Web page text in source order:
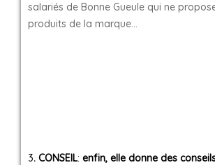
salariés de Bonne Gueule qui ne
produits de la marque…
3. CONSEIL: enfin, elle donne des